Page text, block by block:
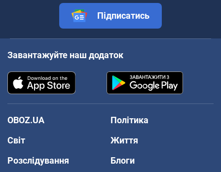
Підписатись
Завантажуйте наш додаток
OBOZ.UA
Політика
Світ
Життя
Розслідування
Блоги